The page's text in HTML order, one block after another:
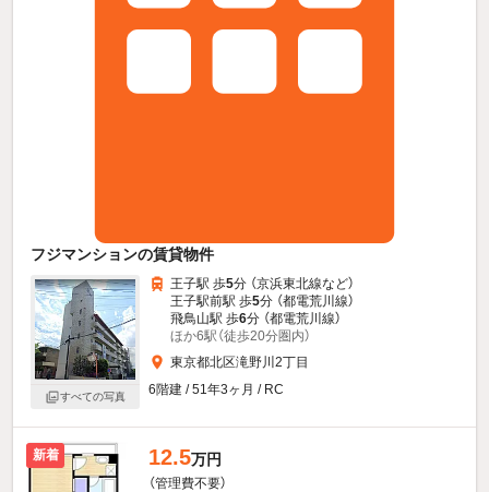
フジマンションの賃貸物件
すべての写真
王子駅 歩5分 （京浜東北線など）
王子駅前駅 歩5分 （都電荒川線）
飛鳥山駅 歩6分 （都電荒川線）
ほか6駅（徒歩20分圏内）
東京都北区滝野川2丁目
6階建 / 51年3ヶ月 / RC
新着 12.5万円
（管理費不要）